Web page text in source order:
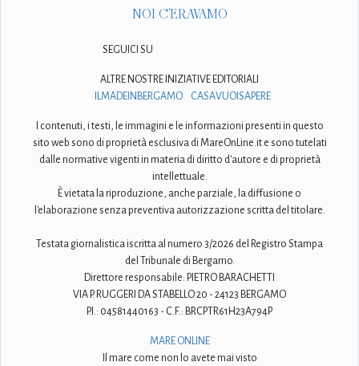
NOI C'ERAVAMO
SEGUICI SU
ALTRE NOSTRE INIZIATIVE EDITORIALI
ILMADEINBERGAMO
CASAVUOISAPERE
I contenuti, i testi, le immagini e le informazioni presenti in questo
sito web sono di proprietà esclusiva di MareOnLine.it e sono tutelati
dalle normative vigenti in materia di diritto d'autore e di proprietà
intellettuale.
È vietata la riproduzione, anche parziale, la diffusione o
l'elaborazione senza preventiva autorizzazione scritta del titolare.
Testata giornalistica iscritta al numero 3/2026 del Registro Stampa
del Tribunale di Bergamo.
Direttore responsabile: PIETRO BARACHETTI
VIA P. RUGGERI DA STABELLO 20 - 24123 BERGAMO
P.I.: 04581440163 - C.F.: BRCPTR61H23A794P
MARE ONLINE
Il mare come non lo avete mai visto